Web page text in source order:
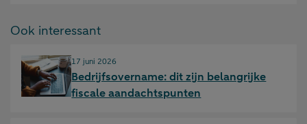
Ook interessant
Bedrijfsovername: dit zijn belangrijke
fiscale aandachtspunten
Gepubliceerd op:
17 juni 2026